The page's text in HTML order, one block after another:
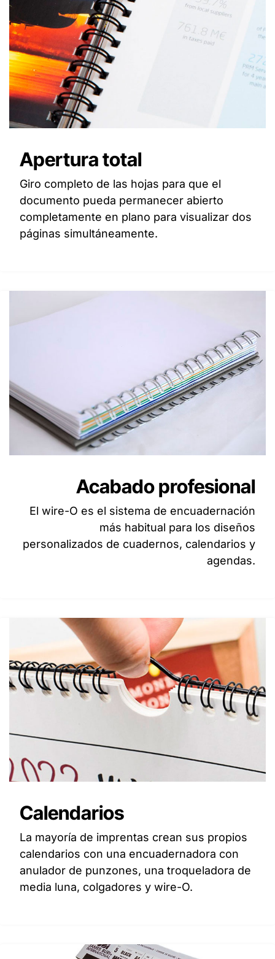
Apertura total
Giro completo de las hojas para que el
documento pueda permanecer abierto
completamente en plano para visualizar dos
páginas simultáneamente.
Acabado profesional
El wire-O es el sistema de encuadernación
más habitual para los diseños
personalizados de cuadernos, calendarios y
agendas.
Calendarios
La mayoría de imprentas crean sus propios
calendarios con una encuadernadora con
anulador de punzones, una troqueladora de
media luna, colgadores y wire-O.